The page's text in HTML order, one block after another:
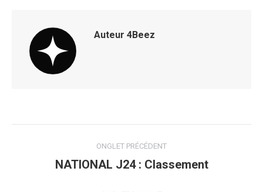
Auteur 4Beez
ONGLET PRÉCÉDENT
Onglet
NATIONAL J24 : Classement